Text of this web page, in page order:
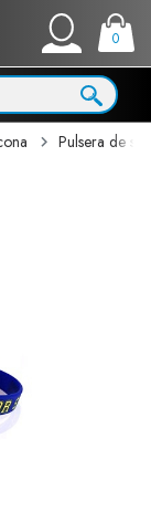
0
Pulsera de